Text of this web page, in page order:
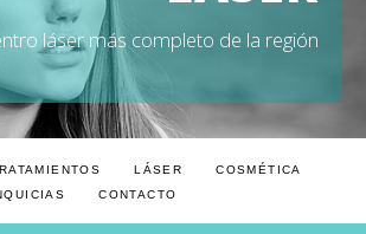
láser más completo de la región
LÁSER
COSMÉTICA
CONTACTO